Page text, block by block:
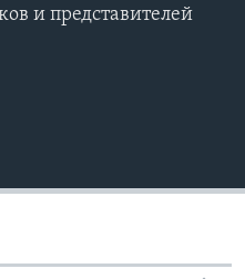
и представителей